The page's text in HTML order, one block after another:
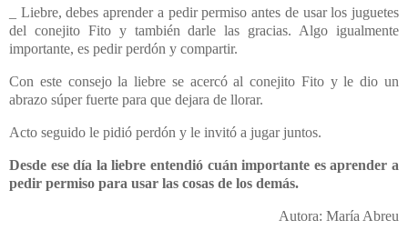
_ Liebre, debes aprender a pedir permiso antes de usar los juguetes
del conejito Fito y también darle las gracias. Algo igualmente
importante, es pedir perdón y compartir.
Con este consejo la liebre se acercó al conejito Fito y le dio un
abrazo súper fuerte para que dejara de llorar.
Acto seguido le pidió perdón y le invitó a jugar juntos.
Desde ese día la liebre entendió cuán importante es aprender a
pedir permiso para usar las cosas de los demás.
Autora: María Abreu